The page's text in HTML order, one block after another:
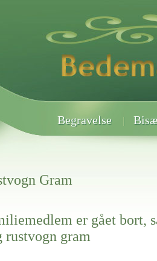
Begravelse
Gram
er gået bort,
gram